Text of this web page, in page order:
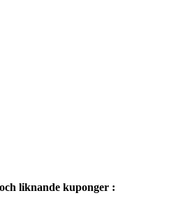
liknande kuponger :